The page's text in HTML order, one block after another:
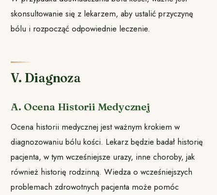
skonsultowanie się z lekarzem, aby ustalić przyczynę
bólu i rozpocząć odpowiednie leczenie.
V. Diagnoza
A. Ocena Historii Medycznej
Ocena historii medycznej jest ważnym krokiem w
diagnozowaniu bólu kości. Lekarz będzie badał historię
pacjenta, w tym wcześniejsze urazy, inne choroby, jak
również historię rodzinną. Wiedza o wcześniejszych
problemach zdrowotnych pacjenta może pomóc